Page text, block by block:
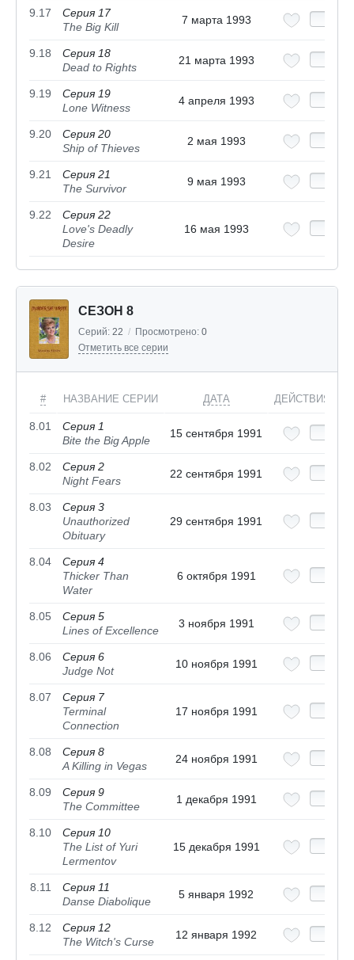
9.17
Серия 17
The Big Kill
7 марта 1993
9.18
Серия 18
Dead to Rights
21 марта 1993
9.19
Серия 19
Lone Witness
4 апреля 1993
9.20
Серия 20
Ship of Thieves
2 мая 1993
9.21
Серия 21
The Survivor
9 мая 1993
9.22
Серия 22
Love's Deadly
Desire
16 мая 1993
СЕЗОН 8
Серий: 22 / Просмотрено: 0
Отметить все серии
# НАЗВАНИЕ СЕРИИ ДАТА ДЕЙСТВИЯ
8.01
Серия 1
Bite the Big Apple
15 сентября 1991
8.02
Серия 2
Night Fears
22 сентября 1991
8.03
Серия 3
Unauthorized
Obituary
29 сентября 1991
8.04
Серия 4
Thicker Than
Water
6 октября 1991
8.05
Серия 5
Lines of Excellence
3 ноября 1991
8.06
Серия 6
Judge Not
10 ноября 1991
8.07
Серия 7
Terminal
Connection
17 ноября 1991
8.08
Серия 8
A Killing in Vegas
24 ноября 1991
8.09
Серия 9
The Committee
1 декабря 1991
8.10
Серия 10
The List of Yuri
Lermentov
15 декабря 1991
8.11
Серия 11
Danse Diabolique
5 января 1992
8.12
Серия 12
The Witch's Curse
12 января 1992